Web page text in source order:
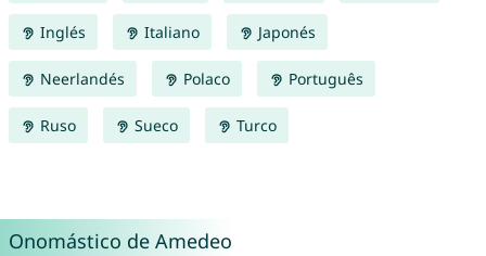
Inglés Italiano Japonés
Neerlandés Polaco Português
Ruso Sueco Turco
Onomástico de Amedeo